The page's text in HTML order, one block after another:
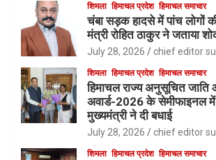
शिमला हिमाचल प्रदेश हिमाचल समाचार
चंबा सड़क हादसे में पांच लोगों की
मंत्री रोहित ठाकुर ने जताया
July 28, 2026 chief editor
शिमला हिमाचल प्रदेश हिमाचल समाचार
हिमाचल राज्य अनुसूचित
अवार्ड-2026 के सेमीफाइनल
मुख्यमंत्री ने दी बधाई
July 28, 2026 chief editor
शिमला हिमाचल प्रदेश हिमाचल समाचार